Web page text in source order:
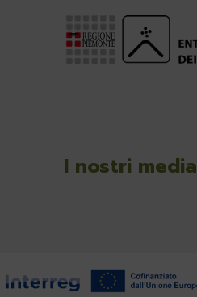
I nostri media